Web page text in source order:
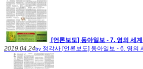
[언론보도] 동아일보 - 7. 영의 세
2019.04.24by 정각사 [언론보도] 동아일보 - 6. 영의